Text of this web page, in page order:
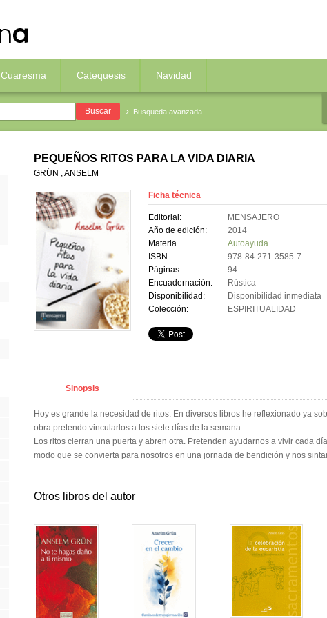
Cuaresma Catequesis Navidad
Busqueda avanzada
PEQUEÑOS RITOS PARA LA VIDA DIARIA
GRÜN , ANSELM
Ficha técnica
Editorial:
MENSAJERO
Año de edición:
2014
Materia
Autoayuda
ISBN:
978-84-271-3585-7
Páginas:
94
Encuadernación:
Rústica
Disponibilidad:
Disponibilidad inmediata
Colección:
ESPIRITUALIDAD
Sinopsis
Hoy es grande la necesidad de ritos. En diversos libros he reflexionado ya
obra pretendo vincularlos a los siete días de la semana.
Los ritos cierran una puerta y abren otra. Pretenden ayudarnos a vivir cada
modo que se convierta para nosotros en una jornada de bendición y nos
Otros libros del autor